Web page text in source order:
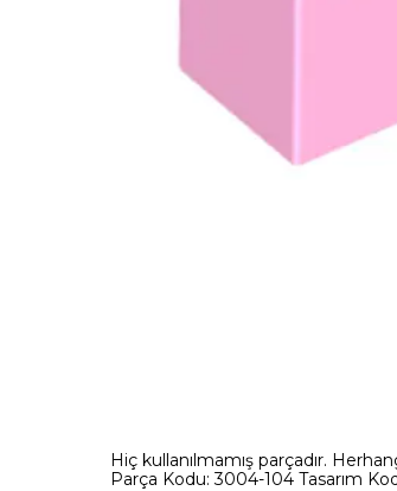
Hiç kullanılmamış parçadır.
Parça Kodu: 3004-104 Tasarım